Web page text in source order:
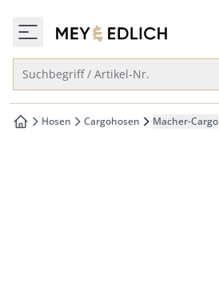
springen
springen
zur Startseite
Suchbegriff / Artikel-Nr.
zur Startseite
Hosen Cargohosen Macher-Cargo